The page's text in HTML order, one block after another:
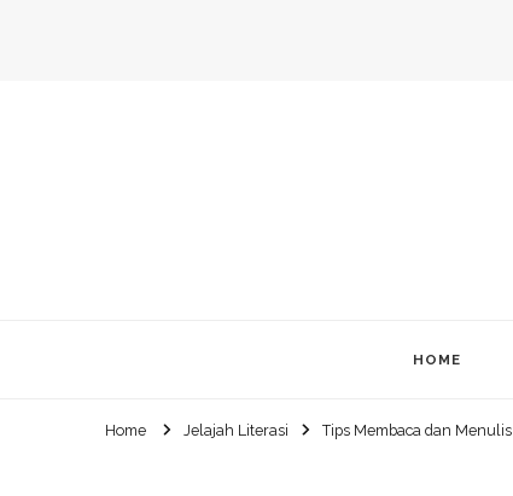
HOME
Home Jelajah Literasi Tips Membaca dan Menulis